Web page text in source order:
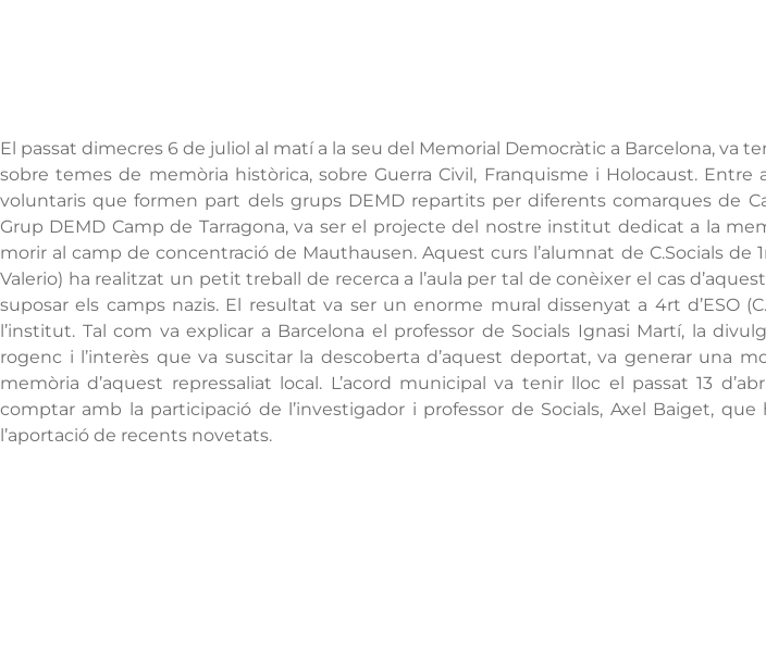
El passat dimecres 6 de juliol al matí a la seu del Memorial Democràtic a Barcelona, va
sobre temes de memòria històrica, sobre Guerra Civil, Franquisme i Holocaust.
voluntaris que formen part dels grups DEMD repartits per diferents comarques de
Grup DEMD Camp de Tarragona, va ser el projecte del nostre institut dedicat a la
morir al camp de concentració de Mauthausen. Aquest curs l’alumnat de C.Socials de
Valerio) ha realitzat un petit treball de recerca a l’aula per tal de conèixer el cas
suposar els camps nazis. El resultat va ser un enorme mural dissenyat a 4rt d’ESO
l’institut. Tal com va explicar a Barcelona el professor de Socials Ignasi Martí, la
rogenc i l’interès que va suscitar la descoberta d’aquest deportat, va generar una
memòria d’aquest repressaliat local. L’acord municipal va tenir lloc el passat 13
comptar amb la participació de l’investigador i professor de Socials, Axel Baiget,
l’aportació de recents novetats.